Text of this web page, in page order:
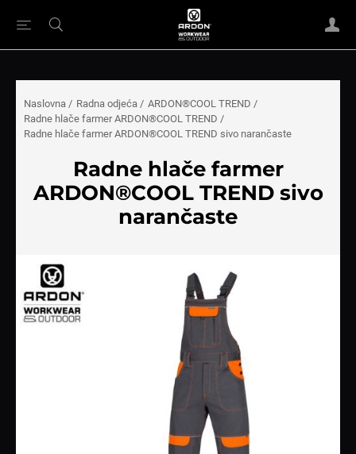
Naslovna / Radna odjeća / ARDON®COOL TREND /
Radne hlače farmer ARDON®COOL TREND /
Radne hlače farmer ARDON®COOL TREND sivo narančaste
Radne hlače farmer
ARDON®COOL TREND sivo
narančaste